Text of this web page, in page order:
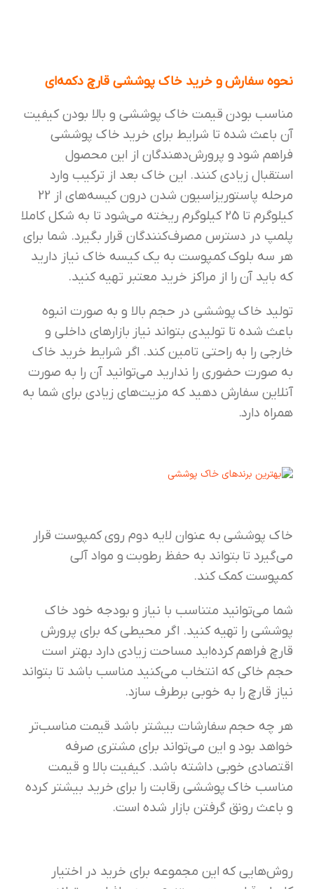
نحوه سفارش و خرید خاک پوششی قارچ دکمه‌ای
مناسب بودن قیمت خاک پوششی و بالا بودن کیفیت
آن باعث شده تا شرایط برای خرید خاک پوششی
فراهم شود و پرورش‌دهندگان از این محصول
استقبال زیادی کنند. این خاک بعد از ترکیب وارد
مرحله پاستوریزاسیون شدن درون کیسه‌های از 22
کیلوگرم تا 25 کیلوگرم ریخته می‌شود تا به شکل کاملا
پلمپ در دسترس مصرف‌کنندگان قرار بگیرد. شما براي
هر سه بلوک کمپوست به یک کیسه خاک نیاز دارید
که باید آن را از مراکز خرید معتبر تهیه کنید.
تولید خاک پوششی در حجم بالا و به صورت انبوه
باعث شده تا تولیدی بتواند نیاز بازارهای داخلی و
خارجی را به راحتی تامین کند. اگر شرایط خرید خاک
به صورت حضوری را ندارید می‌توانید آن را به صورت
آنلاین سفارش دهید که مزیت‌های زیادی برای شما به
همراه دارد.
خاک پوششی به عنوان لايه دوم روی کمپوست قرار
می‌گیرد تا بتواند به حفظ رطوبت و مواد آلی
کمپوست کمک کند.
شما می‌توانید متناسب با نیاز و بودجه خود خاک
پوششی را تهیه کنید. اگر محیطی که برای پرورش
قارچ فراهم کرده‌اید مساحت زیادی دارد بهتر است
حجم خاکی که انتخاب می‌کنید مناسب باشد تا بتواند
نیاز قارچ را به خوبی برطرف سازد.
هر چه حجم سفارشات بیشتر باشد قیمت مناسب‌تر
خواهد بود و این می‌تواند برای مشتری صرفه
اقتصادی خوبی داشته باشد. کیفیت بالا و قیمت
مناسب خاک پوششی رقابت را برای خرید بیشتر کرده
و باعث رونق گرفتن بازار شده است.
روش‌هایی که این مجموعه برای خرید در اختیار